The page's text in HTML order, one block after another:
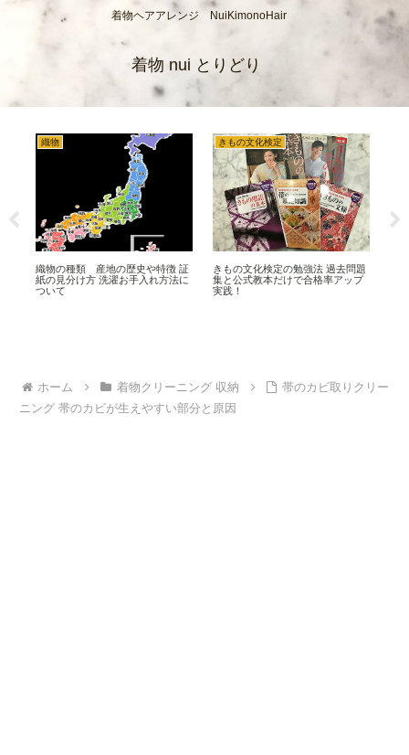
着物ヘアアレンジ NuiKimonoHair
着物 nui とりどり
織物
織物の種類 産地の歴史や特徴 証
紙の見分け方 洗濯お手入れ方法に
ついて
きもの文化検定
きもの文化検定の勉強法 過去問題
集と公式教本だけで合格率アップ
実践！
ホーム 着物クリーニング 収納
帯のカビ取りクリー
ニング 帯のカビが生えやすい部分と原因